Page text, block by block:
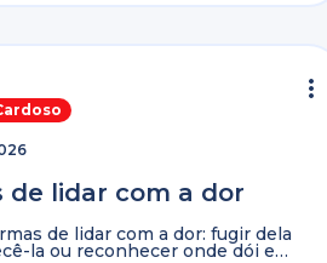
de lidar com a dor
de lidar com a dor: fugir dela
la ou reconhecer onde dói e